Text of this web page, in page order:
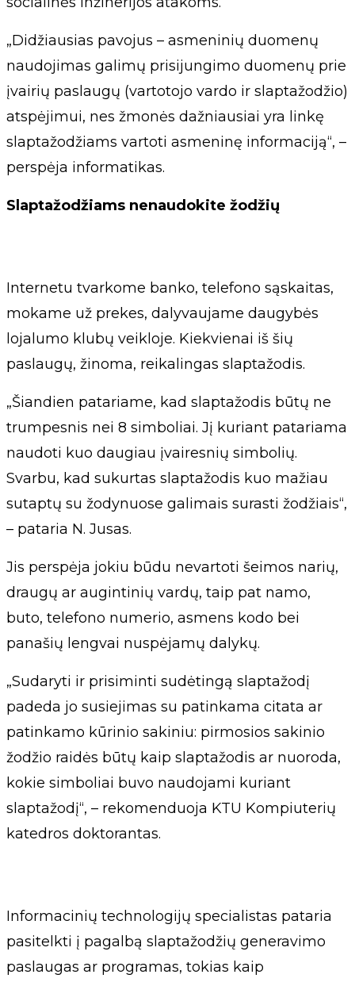
„Didžiausias pavojus – asmeninių duomenų
naudojimas galimų prisijungimo duomenų prie
įvairių paslaugų (vartotojo vardo ir slaptažodžio)
atspėjimui, nes žmonės dažniausiai yra linkę
slaptažodžiams vartoti asmeninę informaciją“, –
perspėja informatikas.
Slaptažodžiams nenaudokite žodžių
Internetu tvarkome banko, telefono sąskaitas,
mokame už prekes, dalyvaujame daugybės
lojalumo klubų veikloje. Kiekvienai iš šių
paslaugų, žinoma, reikalingas slaptažodis.
„Šiandien patariame, kad slaptažodis būtų ne
trumpesnis nei 8 simboliai. Jį kuriant patariama
naudoti kuo daugiau įvairesnių simbolių.
Svarbu, kad sukurtas slaptažodis kuo mažiau
sutaptų su žodynuose galimais surasti žodžiais“,
– pataria N. Jusas.
Jis perspėja jokiu būdu nevartoti šeimos narių,
draugų ar augintinių vardų, taip pat namo,
buto, telefono numerio, asmens kodo bei
panašių lengvai nuspėjamų dalykų.
„Sudaryti ir prisiminti sudėtingą slaptažodį
padeda jo susiejimas su patinkama citata ar
patinkamo kūrinio sakiniu: pirmosios sakinio
žodžio raidės būtų kaip slaptažodis ar nuoroda,
kokie simboliai buvo naudojami kuriant
slaptažodį“, – rekomenduoja KTU Kompiuterių
katedros doktorantas.
Informacinių technologijų specialistas pataria
pasitelkti į pagalbą slaptažodžių generavimo
paslaugas ar programas, tokias kaip